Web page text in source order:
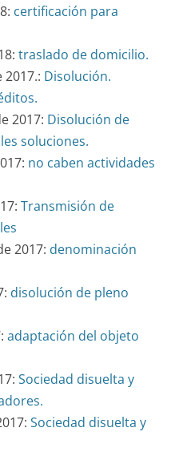
certificación para
traslado de domicilio.
2017.: Disolución.
2017: Disolución de
soluciones.
no caben actividades
Transmisión de
2017: denominación
disolución de pleno
adaptación del objeto
Sociedad disuelta y
Sociedad disuelta y